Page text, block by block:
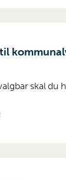
skal du